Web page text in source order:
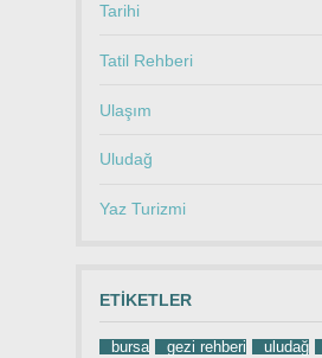
Tarihi
Tatil Rehberi
Ulaşım
Uludağ
Yaz Turizmi
ETIKETLER
bursa gezi rehberi uludağ